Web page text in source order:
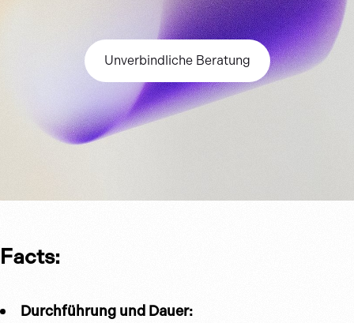
Unverbindliche Beratung
Facts:
Durchführung und Dauer: